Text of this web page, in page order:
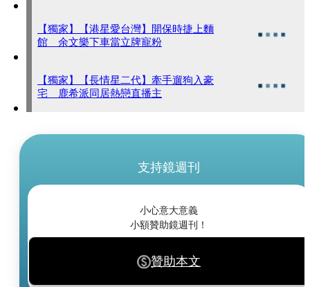
【獨家】【港星愛台灣】開保時捷上麵
館 余文樂下車當立牌寵粉
【獨家】【長情星二代】牽手遛狗入豪
宅 鹿希派同居熱戀直播主
支持鏡週刊
小心意大意義
小額贊助鏡週刊！
贊助本文